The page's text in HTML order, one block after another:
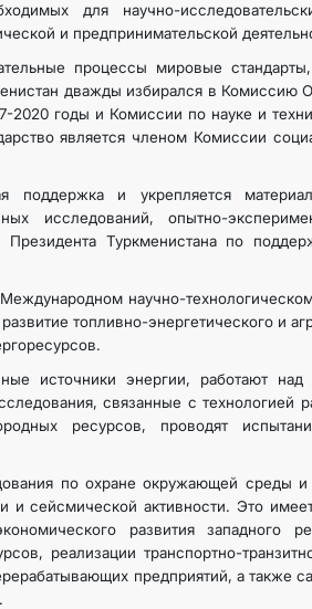
для научно-
и предпринимательской
процессы мировые
дважды избирался в Комиссию
2020 годы и Комиссии по науке и
является членом Комиссии
поддержка и укрепляется
исследований, опытно-
Президента Туркменистана по
научно-
топливно-энергетического и
источники энергии, работают
связанные с технологией
ресурсов, проводят
по охране окружающей среды и
и сейсмической активности. Это
развития западного
реализации транспортно-
предприятий, а также